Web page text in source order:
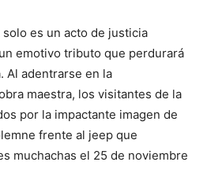
es un acto de justicia
emotivo tributo que perdurará
Al adentrarse en la
maestra, los visitantes de la
por la impactante imagen de
frente al jeep que
muchachas el 25 de noviembre